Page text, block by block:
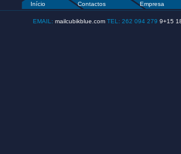
Início Contactos Empresa
EMAIL: mailcubikblue.com TEL: 262 094 279 9+15